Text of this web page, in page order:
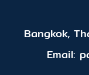
Bangkok,
Email: